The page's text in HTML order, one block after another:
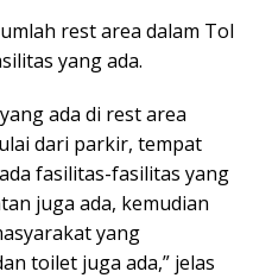
rest area dalam Tol
yang ada.
ada di rest area
dari parkir, tempat
fasilitas-fasilitas yang
juga ada, kemudian
yang
toilet juga ada,” jelas